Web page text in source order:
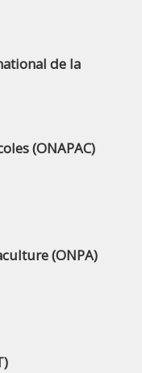
de la
(ONAPAC)
(ONPA)